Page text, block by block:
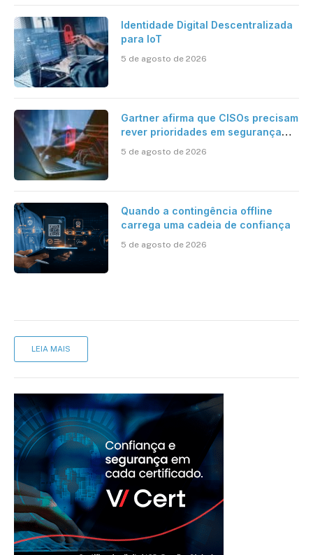
Identidade Digital Descentralizada
para IoT
5 de agosto de 2026
Gartner afirma que CISOs precisam
rever prioridades em segurança
desafios impostos pela Inteligência
5 de agosto de 2026
Quando a contingência offline
carrega uma cadeia de confiança
5 de agosto de 2026
LEIA MAIS